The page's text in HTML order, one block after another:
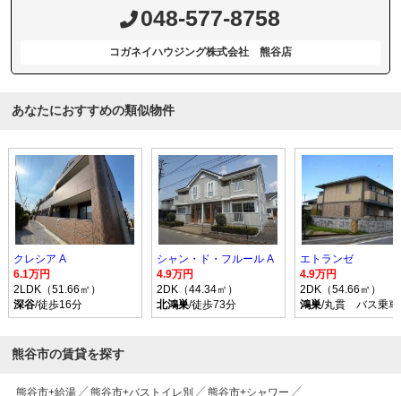
048-577-8758
コガネイハウジング株式会社 熊谷店
あなたにおすすめの類似物件
クレシア A
6.1万円
2LDK（51.66㎡）
深谷/徒歩16分
シャン・ド・フルール A
4.9万円
2DK（44.34㎡）
北鴻巣/徒歩73分
エトランゼ
4.9万円
2DK（54.66㎡）
鴻巣/丸貫 バス乗
熊谷市の賃貸を探す
熊谷市+給湯 熊谷市+バストイレ別
熊谷市+シャワー